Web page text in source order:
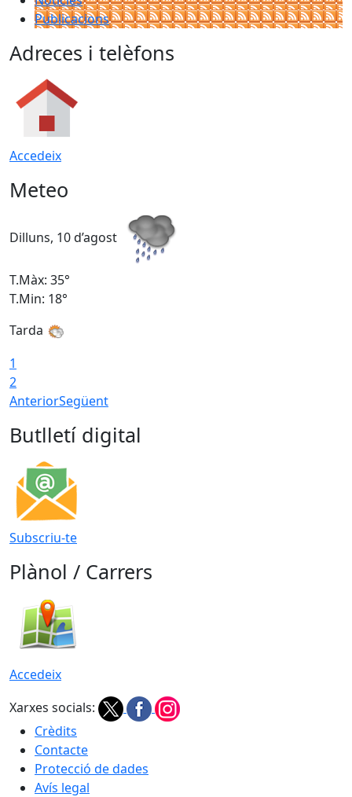
Publicacions
Adreces i telèfons
Accedeix
Meteo
Dilluns, 10 d’agost
T.Màx: 35°
T.Min: 18°
Tarda
1
2
AnteriorSegüent
Butlletí digital
Subscriu-te
Plànol / Carrers
Accedeix
Xarxes socials:
Crèdits
Contacte
Protecció de dades
Avís legal